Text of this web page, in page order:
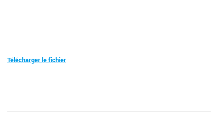
Télécharger le fichier